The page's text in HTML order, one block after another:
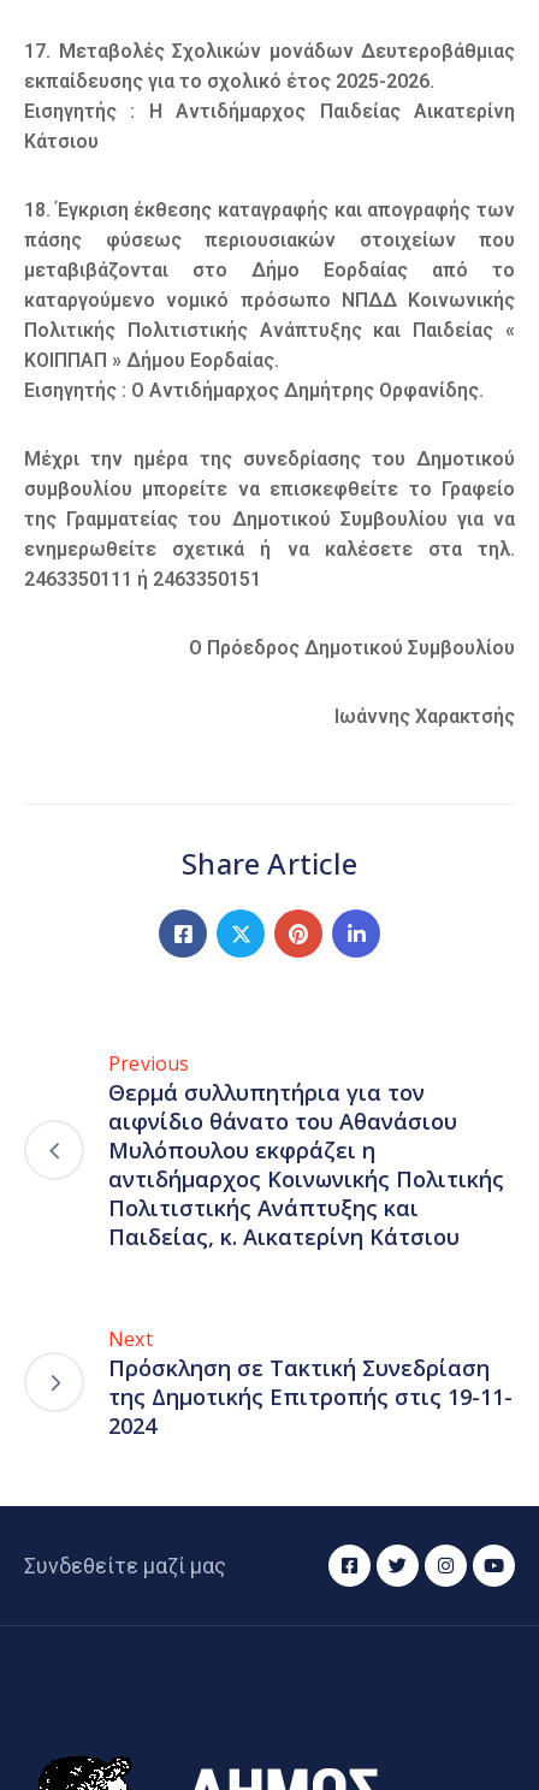
17. Μεταβολές Σχολικών μονάδων Δευτεροβάθμιας
εκπαίδευσης για το σχολικό έτος 2025-2026.
Εισηγητής : Η Αντιδήμαρχος Παιδείας Αικατερίνη
Κάτσιου
18. Έγκριση έκθεσης καταγραφής και απογραφής των
πάσης φύσεως περιουσιακών στοιχείων που
μεταβιβάζονται στο Δήμο Εορδαίας από το
καταργούμενο νομικό πρόσωπο ΝΠΔΔ Κοινωνικής
Πολιτικής Πολιτιστικής Ανάπτυξης και Παιδείας «
ΚΟΙΠΠΑΠ » Δήμου Εορδαίας.
Εισηγητής : Ο Αντιδήμαρχος Δημήτρης Ορφανίδης.
Μέχρι την ημέρα της συνεδρίασης του Δημοτικού
συμβουλίου μπορείτε να επισκεφθείτε το Γραφείο
της Γραμματείας του Δημοτικού Συμβουλίου για να
ενημερωθείτε σχετικά ή να καλέσετε στα τηλ.
2463350111 ή 2463350151
Ο Πρόεδρος Δημοτικού Συμβουλίου
Ιωάννης Χαρακτσής
Share Article
Previous
Θερμά συλλυπητήρια για τον
αιφνίδιο θάνατο του Αθανάσιου
Μυλόπουλου εκφράζει η
αντιδήμαρχος Κοινωνικής Πολιτικής
Πολιτιστικής Ανάπτυξης και
Παιδείας, κ. Αικατερίνη Κάτσιου
Next
Πρόσκληση σε Τακτική Συνεδρίαση
της Δημοτικής Επιτροπής στις 19-11-
2024
Συνδεθείτε μαζί μας